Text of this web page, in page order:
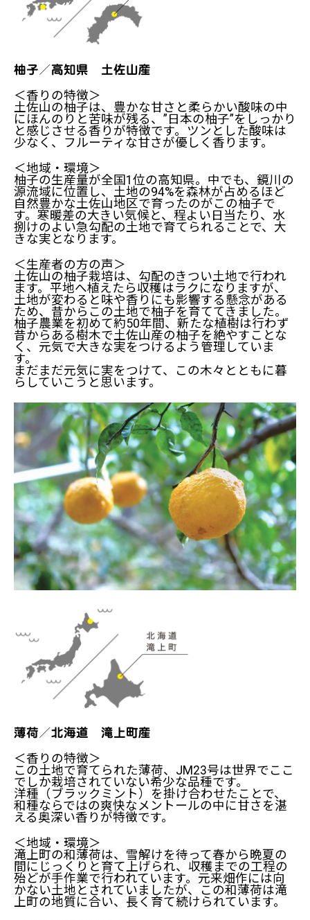
柚子／高知県 土佐山産
＜香りの特徴＞
土佐山の柚子は、豊かな甘さと柔らかい酸味の中
にほんのりと苦味が残る、”日本の柚子”をしっかり
と感じさせる香りが特徴です。ツンとした酸味は
少なく、フルーティな甘さが優しく香ります。
＜地域・環境＞
柚子の生産量が全国1位の高知県。中でも、鏡川の
源流域に位置し、土地の94%を森林が占めるほど
自然豊かな土佐山地区で育ったのがこの柚子で
す。寒暖差の大きい気候と、程よい日当たり、水
捌けのよい急勾配の土地で育てられることで、大
きな実となります。
＜生産者の方の声＞
土佐山の柚子栽培は、勾配のきつい土地で行われ
ます。平地へ植えたら収穫はラクになりますが、
土地が変わると味や香りにも影響する懸念がある
ため、昔からこの土地で柚子を育ててきました。
柚子農業を初めて約50年間、新たな植樹は行わず
昔からある樹木で土佐山産の柚子を絶やすことな
く、元気で大きな実をつけるよう管理していま
す。
まだまだ元気に実をつけて、この木々とともに暮
らしていこうと思います。
薄荷／北海道 滝上町産
＜香りの特徴＞
この土地で育てられた薄荷、JM23号は世界でここ
でしか栽培されていない希少な品種です。
洋種（ブラックミント）を掛け合わせたことで、
和種ならではの爽快なメントールの中に甘さを湛
える奥深い香りが特徴です。
＜地域・環境＞
滝上町の和薄荷は、雪解けを待って春から晩夏の
間にじっくりと育て上げられ、収穫までの工程の
殆どが手作業で行われています。元来畑作には向
かない土地とされていましたが、この和薄荷は滝
上町の地質に合い、長く育て続けられています。